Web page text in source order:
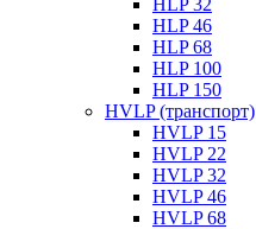
HLP 32
HLP 46
HLP 68
HLP 100
HLP 150
HVLP (транспорт)
HVLP 15
HVLP 22
HVLP 32
HVLP 46
HVLP 68